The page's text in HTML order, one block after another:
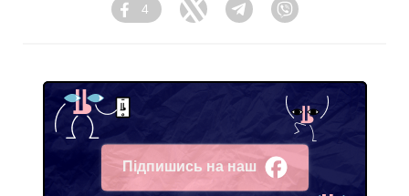
Facebook
4
Twitter TelegramViber
Підпишись на наш
Facebook